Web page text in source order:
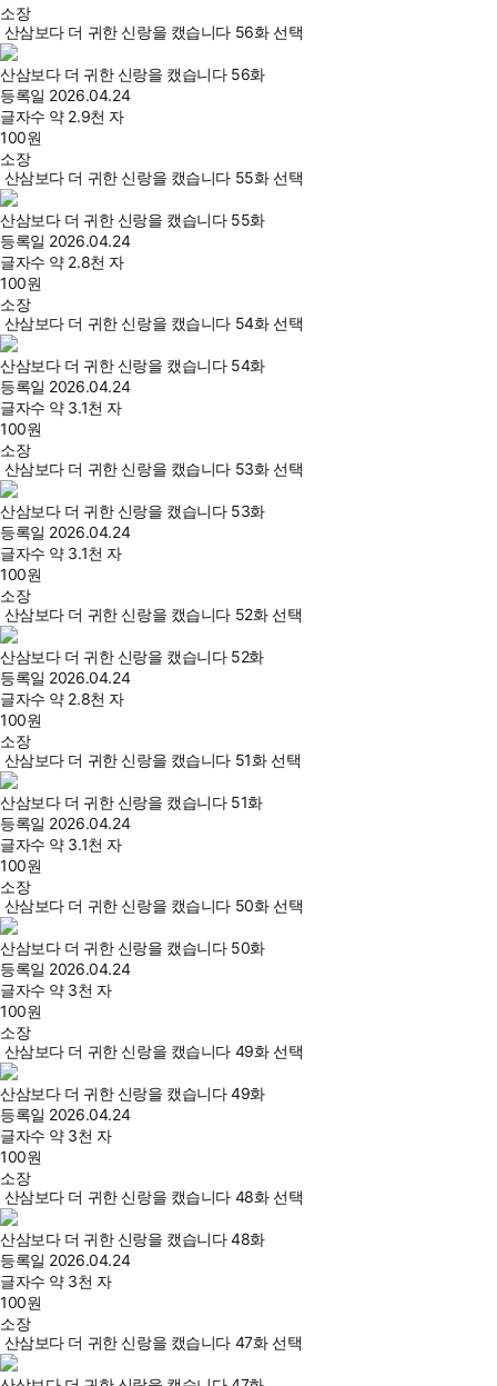
소장
산삼보다 더 귀한 신랑을 캤습니다 56화 선택
산삼보다 더 귀한 신랑을 캤습니다 56화
등록일 2026.04.24
글자수 약 2.9천 자
100원
소장
산삼보다 더 귀한 신랑을 캤습니다 55화 선택
산삼보다 더 귀한 신랑을 캤습니다 55화
등록일 2026.04.24
글자수 약 2.8천 자
100원
소장
산삼보다 더 귀한 신랑을 캤습니다 54화 선택
산삼보다 더 귀한 신랑을 캤습니다 54화
등록일 2026.04.24
글자수 약 3.1천 자
100원
소장
산삼보다 더 귀한 신랑을 캤습니다 53화 선택
산삼보다 더 귀한 신랑을 캤습니다 53화
등록일 2026.04.24
글자수 약 3.1천 자
100원
소장
산삼보다 더 귀한 신랑을 캤습니다 52화 선택
산삼보다 더 귀한 신랑을 캤습니다 52화
등록일 2026.04.24
글자수 약 2.8천 자
100원
소장
산삼보다 더 귀한 신랑을 캤습니다 51화 선택
산삼보다 더 귀한 신랑을 캤습니다 51화
등록일 2026.04.24
글자수 약 3.1천 자
100원
소장
산삼보다 더 귀한 신랑을 캤습니다 50화 선택
산삼보다 더 귀한 신랑을 캤습니다 50화
등록일 2026.04.24
글자수 약 3천 자
100원
소장
산삼보다 더 귀한 신랑을 캤습니다 49화 선택
산삼보다 더 귀한 신랑을 캤습니다 49화
등록일 2026.04.24
글자수 약 3천 자
100원
소장
산삼보다 더 귀한 신랑을 캤습니다 48화 선택
산삼보다 더 귀한 신랑을 캤습니다 48화
등록일 2026.04.24
글자수 약 3천 자
100원
소장
산삼보다 더 귀한 신랑을 캤습니다 47화 선택